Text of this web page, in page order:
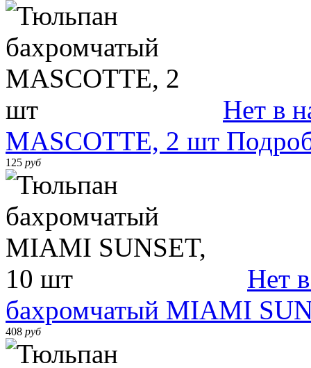
Нет в
MASCOTTE, 2 шт
125 руб
Нет
бахромчатый MIAMI
408 руб